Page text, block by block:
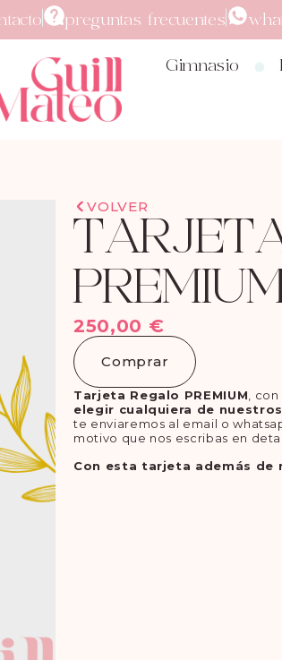
preguntas frecuentes
Gimnasio
VOLVER
250,00 €
Comprar
Tarjeta Regalo PREMIUM ,
elegir cualquiera de
te enviaremos al email o
motivo que nos escribas en
Con esta tarjeta además de